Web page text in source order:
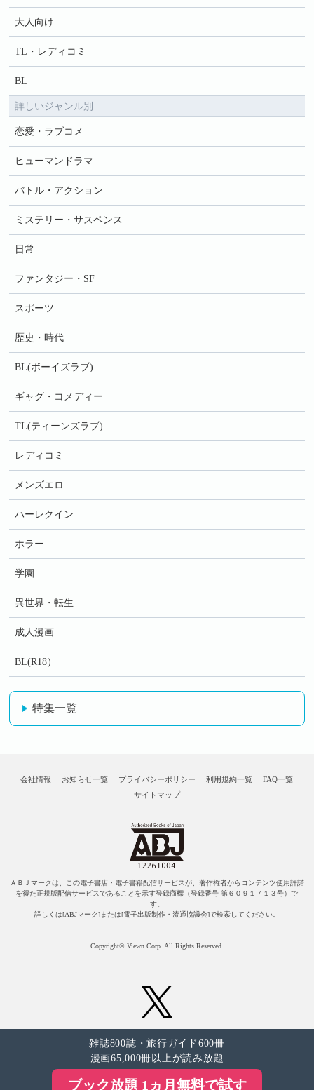
大人向け
TL・レディコミ
BL
詳しいジャンル別
恋愛・ラブコメ
ヒューマンドラマ
バトル・アクション
ミステリー・サスペンス
日常
ファンタジー・SF
スポーツ
歴史・時代
BL(ボーイズラブ)
ギャグ・コメディー
TL(ティーンズラブ)
レディコミ
メンズエロ
ハーレクイン
ホラー
学園
異世界・転生
成人漫画
BL(R18）
特集一覧
会社情報 お知らせ一覧 プライバシーポリシー 利用規約一覧
FAQ一覧
サイトマップ
ＡＢＪマークは、この電子書店・電子書籍配信サービスが、著作権者からコンテンツ使用許諾
を得た正規版配信サービスであることを示す登録商標（登録番号 第６０９１７１３号）で
す。
詳しくは[ABJマーク]または[電子出版制作・流通協議会]で検索してください。
Copyright© Viewn Corp. All Rights Reserved.
雑誌800誌・旅行ガイド600冊
漫画65,000冊以上が読み放題
ブック放題 1ヵ月無料で試す